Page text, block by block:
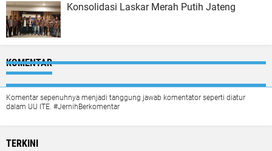
Konsolidasi Laskar Merah Putih Jateng
KOMENTAR
Komentar sepenuhnya menjadi tanggung jawab komentator seperti diatur
dalam UU ITE. #JernihBerkomentar
TERKINI